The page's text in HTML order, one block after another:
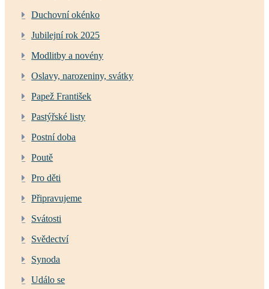
Duchovní okénko
Jubilejní rok 2025
Modlitby a novény
Oslavy, narozeniny, svátky
Papež František
Pastýřské listy
Postní doba
Poutě
Pro děti
Připravujeme
Svátosti
Svědectví
Synoda
Událo se